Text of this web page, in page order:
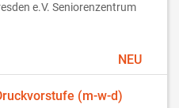
e.V. Seniorenzentrum
NEU
(m-w-d)